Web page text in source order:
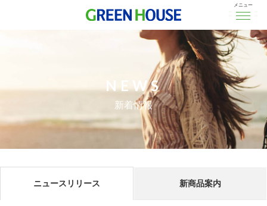
メニュー
NEWS
新着情報
ニュースリリース 新商品案内